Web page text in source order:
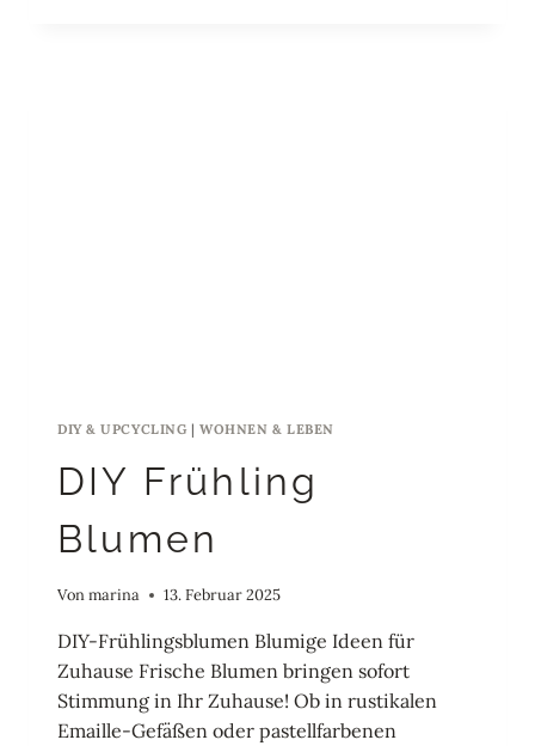
DIY & UPCYCLING|WOHNEN & LEBEN
DIY Frühling
Blumen
Vonmarina 13. Februar 2025
DIY-Frühlingsblumen Blumige Ideen für
Zuhause Frische Blumen bringen sofort
Stimmung in Ihr Zuhause! Ob in rustikalen
Emaille-Gefäßen oder pastellfarbenen